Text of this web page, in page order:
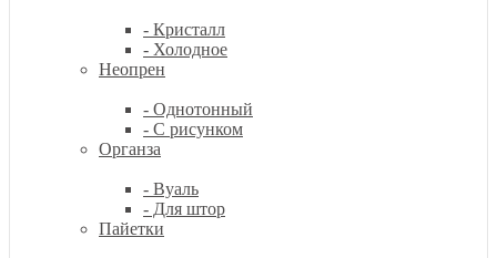
- Кристалл
- Холодное
Неопрен
- Однотонный
- С рисунком
Органза
- Вуаль
- Для штор
Пайетки